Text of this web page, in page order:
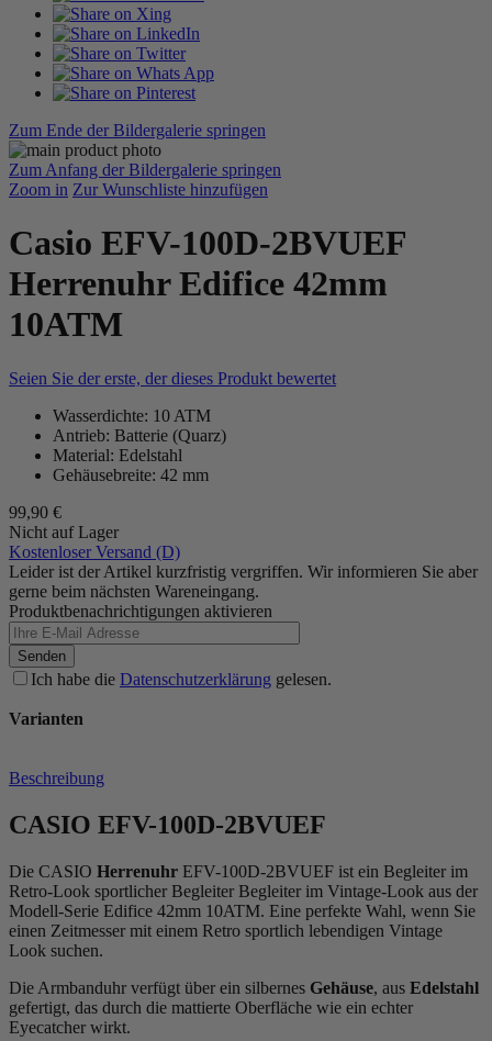
Zum Ende der Bildergalerie springen
Zum Anfang der Bildergalerie springen
Zoom in Zur Wunschliste hinzufügen
Casio EFV-100D-2BVUEF
Herrenuhr Edifice 42mm
10ATM
Seien Sie der erste, der dieses Produkt bewertet
Wasserdichte: 10 ATM
Antrieb: Batterie (Quarz)
Material: Edelstahl
Gehäusebreite: 42 mm
99,90 €
Nicht auf Lager
Kostenloser Versand (D)
Leider ist der Artikel kurzfristig vergriffen. Wir informieren Sie aber
gerne beim nächsten Wareneingang.
Produktbenachrichtigungen aktivieren
Senden
Ich habe die Datenschutzerklärung gelesen.
Varianten
Beschreibung
CASIO EFV-100D-2BVUEF
Die CASIO Herrenuhr EFV-100D-2BVUEF ist ein Begleiter im
Retro-Look sportlicher Begleiter Begleiter im Vintage-Look aus der
Modell-Serie Edifice 42mm 10ATM. Eine perfekte Wahl, wenn Sie
einen Zeitmesser mit einem Retro sportlich lebendigen Vintage
Look suchen.
Die Armbanduhr verfügt über ein silbernes Gehäuse, aus Edelstahl
gefertigt, das durch die mattierte Oberfläche wie ein echter
Eyecatcher wirkt.